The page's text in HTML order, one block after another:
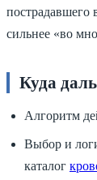
пострадавшего
сильнее «во
Куда
Алгоритм
Выбор и
каталог